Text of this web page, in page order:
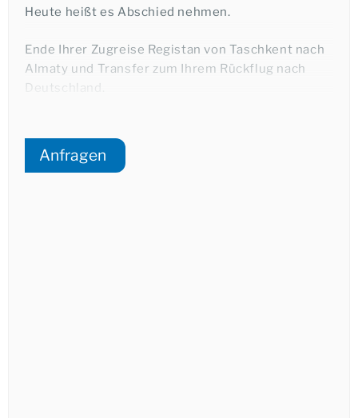
Märchen plaudern, in deren Zentrum Sie auf Ihrer
im Hotel verbringen.
Übernachtung in Almaty.
Heute heißt es Abschied nehmen.
Ende Ihrer Zugreise Registan von Taschkent nach
Almaty und Transfer zum Ihrem Rückflug nach
Deutschland.
Anfragen